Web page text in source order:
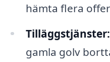
hämta flera
Tilläggstjänster:
gamla golv